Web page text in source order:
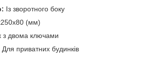
Із зворотного боку
(мм)
з двома ключами
Для приватних будинків